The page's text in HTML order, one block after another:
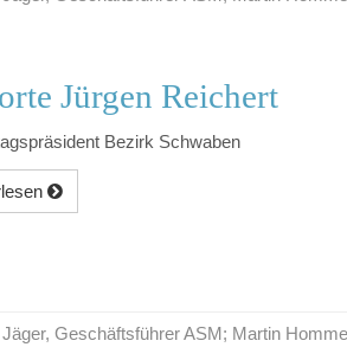
Jürgen Reichert
Bezirk Schwaben
Geschäftsführer ASM; Martin